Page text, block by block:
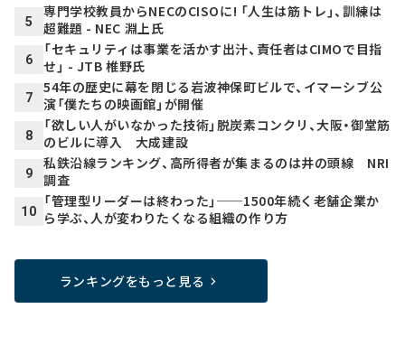
5
専門学校教員からNECのCISOに! 「人生は筋トレ」、訓練は
超難題 - NEC 淵上氏
6
「セキュリティは事業を活かす出汁、責任者はCIMOで目指
せ」 - JTB 椎野氏
7
54年の歴史に幕を閉じる岩波神保町ビルで、イマーシブ公
演「僕たちの映画館」が開催
8
「欲しい人がいなかった技術」脱炭素コンクリ、大阪・御堂筋
のビルに導入 大成建設
9
私鉄沿線ランキング、高所得者が集まるのは井の頭線 NRI
調査
10
「管理型リーダーは終わった」──1500年続く老舗企業か
ら学ぶ、人が変わりたくなる組織の作り方
ランキングをもっと見る